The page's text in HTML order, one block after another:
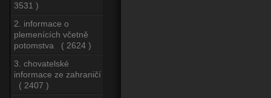
3531 )
2. informace o
plemenících včetně
potomstva ( 2624 )
3. chovatelské
informace ze zahraničí
( 2407 )